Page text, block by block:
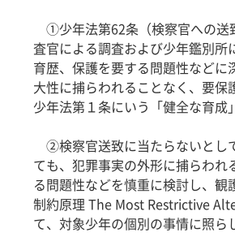
①少年法第62条（検察官への送
査官による調査および少年鑑別
育歴、保護を要する問題性など
大性に捕らわれることなく、要
少年法第１条にいう「健全な育
②検察官送致に当たらないとし
ても、犯罪事実の外形に捕らわ
る問題性などを慎重に検討し、
制約原理 The Most Restrictive
て、対象少年の個別の事情に照